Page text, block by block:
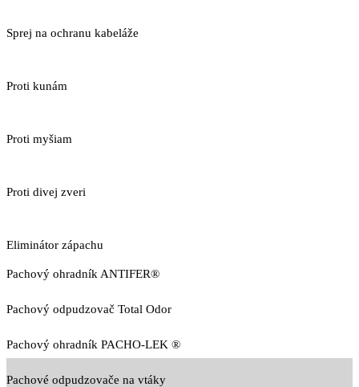
Sprej na ochranu kabeláže
Proti kunám
Proti myšiam
Proti divej zveri
Eliminátor zápachu
Pachový ohradník ANTIFER®
Pachový odpudzovač Total Odor
Pachový ohradník PACHO-LEK ®
Pachové odpudzovače na vtáky